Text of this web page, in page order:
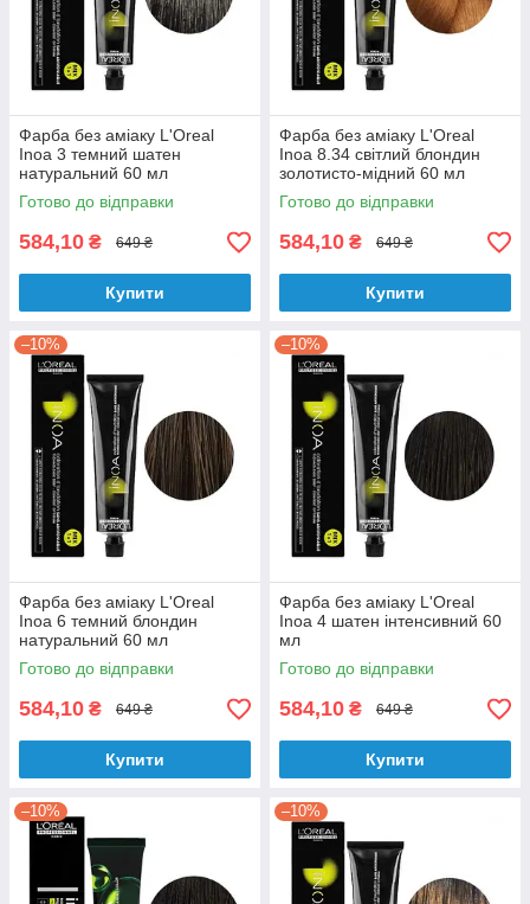
Фарба без аміаку L'Oreal
Inoa 3 темний шатен
натуральний 60 мл
Готово до відправки
584,10 ₴ 649 ₴
Купити
Фарба без аміаку L'Oreal
Inoa 8.34 світлий блондин
золотисто-мідний 60 мл
Готово до відправки
584,10 ₴ 649 ₴
Купити
–10%
Фарба без аміаку L'Oreal
Inoa 6 темний блондин
натуральний 60 мл
Готово до відправки
584,10 ₴ 649 ₴
Купити
–10%
Фарба без аміаку L'Oreal
Inoa 4 шатен інтенсивний 60
мл
Готово до відправки
584,10 ₴ 649 ₴
Купити
–10% –10%